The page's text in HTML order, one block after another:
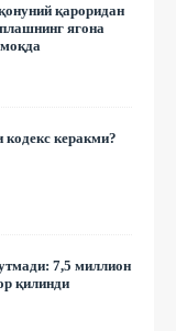
қароридан
ягона
кодекс керакми?
7,5 миллион
қилинди